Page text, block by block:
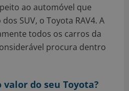
ao automóvel que
SUV, o Toyota RAV4. A
todos os carros da
procura dentro
do seu Toyota?